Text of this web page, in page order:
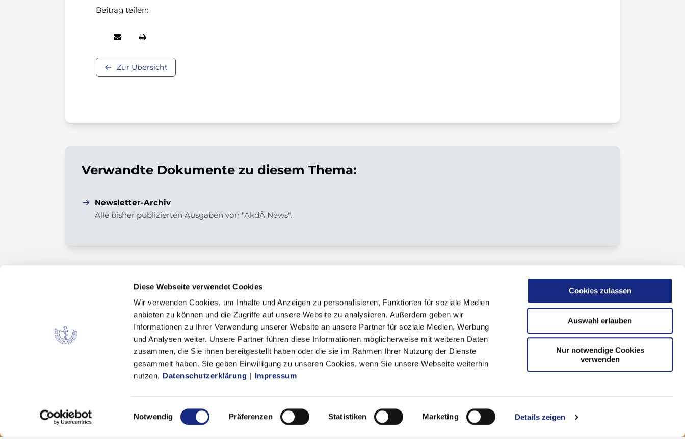
Diese Webseite verwendet Cookies
Wir verwenden Cookies, um Inhalte und Anzeigen zu personalisieren, Funktionen für soziale Medien
anbieten zu können und die Zugriffe auf unsere Website zu analysieren. Außerdem geben wir
Informationen zu Ihrer Verwendung unserer Website an unsere Partner für soziale Medien, Werbung
und Analysen weiter. Unsere Partner führen diese Informationen möglicherweise mit weiteren Daten
zusammen, die Sie ihnen bereitgestellt haben oder die sie im Rahmen Ihrer Nutzung der Dienste
gesammelt haben. Sie geben Einwilligung zu unseren Cookies, wenn Sie unsere Webseite weiterhin
nutzen. Datenschutzerklärung | Impressum
Einwilligungsauswahl
Notwendig Präferenzen Statistiken Marketing Details zeigen
Cookies zulassen
Auswahl erlauben
Nur notwendige Cookies
verwenden
Beitrag teilen:
Zur Übersicht
Verwandte Dokumente zu diesem Thema:
Newsletter-Archiv
Alle bisher publizierten Ausgaben von "AkdÄ News".
Arzneimittelkommission der deutschen Ärzteschaft
Fachausschuss der Bundesärztekammer
Bundesärztekammer
Arbeitsgemeinschaft der deutschen Ärztekammern
Dezernat 6 – Wissenschaft, Forschung und Ethik